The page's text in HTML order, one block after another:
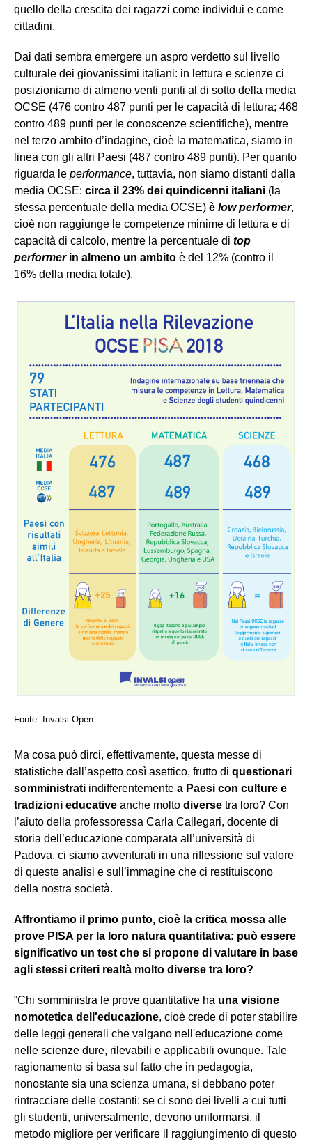
quello della crescita dei ragazzi come individui e come
cittadini.
Dai dati sembra emergere un aspro verdetto sul livello
culturale dei giovanissimi italiani: in lettura e scienze ci
posizioniamo di almeno venti punti al di sotto della media
OCSE (476 contro 487 punti per le capacità di lettura; 468
contro 489 punti per le conoscenze scientifiche), mentre
nel terzo ambito d’indagine, cioè la matematica, siamo in
linea con gli altri Paesi (487 contro 489 punti). Per quanto
riguarda le performance, tuttavia, non siamo distanti dalla
media OCSE: circa il 23% dei quindicenni italiani (la
stessa percentuale della media OCSE) è low performer,
cioè non raggiunge le competenze minime di lettura e di
capacità di calcolo, mentre la percentuale di top
performer in almeno un ambito è del 12% (contro il
16% della media totale).
Fonte: Invalsi Open
Ma cosa può dirci, effettivamente, questa messe di
statistiche dall’aspetto così asettico, frutto di questionari
somministrati indifferentemente a Paesi con culture e
tradizioni educative anche molto diverse tra loro? Con
l’aiuto della professoressa Carla Callegari, docente di
storia dell’educazione comparata all’università di
Padova, ci siamo avventurati in una riflessione sul valore
di queste analisi e sull’immagine che ci restituiscono
della nostra società.
Affrontiamo il primo punto, cioè la critica mossa alle
prove PISA per la loro natura quantitativa: può essere
significativo un test che si propone di valutare in base
agli stessi criteri realtà molto diverse tra loro?
“Chi somministra le prove quantitative ha una visione
nomotetica dell'educazione, cioè crede di poter stabilire
delle leggi generali che valgano nell'educazione come
nelle scienze dure, rilevabili e applicabili ovunque. Tale
ragionamento si basa sul fatto che in pedagogia,
nonostante sia una scienza umana, si debbano poter
rintracciare delle costanti: se ci sono dei livelli a cui tutti
gli studenti, universalmente, devono uniformarsi, il
metodo migliore per verificare il raggiungimento di questo